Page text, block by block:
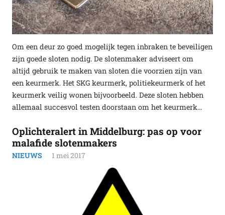
Om een deur zo goed mogelijk tegen inbraken te beveiligen
zijn goede sloten nodig. De slotenmaker adviseert om
altijd gebruik te maken van sloten die voorzien zijn van
een keurmerk. Het SKG keurmerk, politiekeurmerk of het
keurmerk veilig wonen bijvoorbeeld. Deze sloten hebben
allemaal succesvol testen doorstaan om het keurmerk…
Oplichteralert in Middelburg: pas op voor
malafide slotenmakers
NIEUWS 1 mei 2017